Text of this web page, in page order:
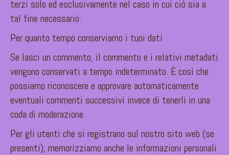
terzi solo ed esclusivamente nel caso in cui ciò sia a
tal fine necessario.
Per quanto tempo conserviamo i tuoi dati
Se lasci un commento, il commento e i relativi metadati
vengono conservati a tempo indeterminato. È così che
possiamo riconoscere e approvare automaticamente
eventuali commenti successivi invece di tenerli in una
coda di moderazione.
Per gli utenti che si registrano sul nostro sito web (se
presenti), memorizziamo anche le informazioni personali